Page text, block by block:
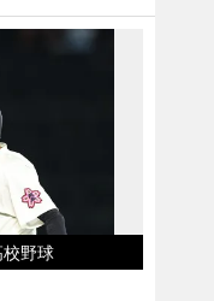
野球